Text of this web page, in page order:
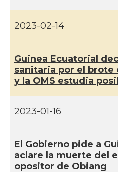
2023-02-14
Guinea Ecuatorial
sanitaria por el brote
y la OMS estudia
2023-01-16
El Gobierno pide a
aclare la muerte del
opositor de Obiang